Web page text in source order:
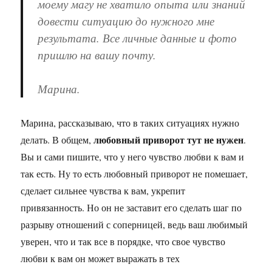
моему магу не хватило опыта или знаний
довести ситуацию до нужного мне
результата. Все личные данные и фото
пришлю на вашу почту.
Марина.
Марина, рассказываю, что в таких ситуациях нужно
делать. В общем,любовный приворот тут не нужен.
Вы и сами пишите, что у него чувство любви к вам и
так есть. Ну то есть любовный приворот не помешает,
сделает сильнее чувства к вам, укрепит
привязанность. Но он не заставит его сделать шаг по
разрыву отношений с соперницей, ведь ваш любимый
уверен, что и так все в порядке, что свое чувство
любви к вам он может выражать в тех